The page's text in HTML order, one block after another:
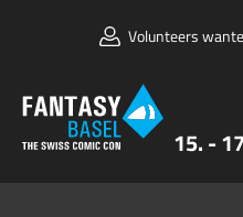
15. -
Volunteers